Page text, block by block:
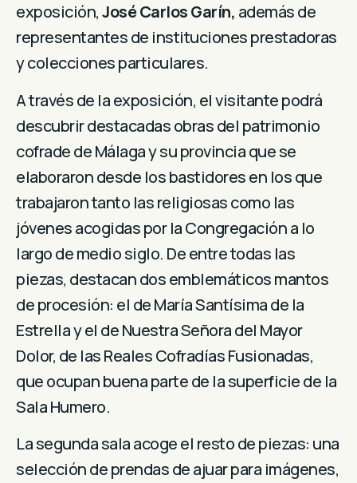
exposición,José Carlos Garín, además de
representantes de instituciones prestadoras
y colecciones particulares.
A través de la exposición, el visitante podrá
descubrir destacadas obras del patrimonio
cofrade de Málaga y su provincia que se
elaboraron desde los bastidores en los que
trabajaron tanto las religiosas como las
jóvenes acogidas por la Congregación a lo
largo de medio siglo. De entre todas las
piezas, destacan dos emblemáticos mantos
de procesión: el de María Santísima de la
Estrella y el de Nuestra Señora del Mayor
Dolor, de las Reales Cofradías Fusionadas,
que ocupan buena parte de la superficie de la
Sala Humero.
La segunda sala acoge el resto de piezas: una
selección de prendas de ajuar para imágenes,